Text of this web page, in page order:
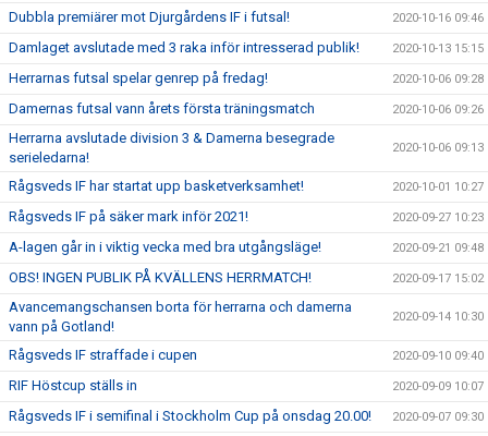
Dubbla premiärer mot Djurgårdens IF i futsal! 2020-10-16 09:46
Damlaget avslutade med 3 raka inför intresserad publik! 2020-10-13 15:15
Herrarnas futsal spelar genrep på fredag! 2020-10-06 09:28
Damernas futsal vann årets första träningsmatch 2020-10-06 09:26
Herrarna avslutade division 3 & Damerna besegrade
serieledarna!
2020-10-06 09:13
Rågsveds IF har startat upp basketverksamhet! 2020-10-01 10:27
Rågsveds IF på säker mark inför 2021! 2020-09-27 10:23
A-lagen går in i viktig vecka med bra utgångsläge! 2020-09-21 09:48
OBS! INGEN PUBLIK PÅ KVÄLLENS HERRMATCH! 2020-09-17 15:02
Avancemangschansen borta för herrarna och damerna
vann på Gotland!
2020-09-14 10:30
Rågsveds IF straffade i cupen 2020-09-10 09:40
RIF Höstcup ställs in 2020-09-09 10:07
Rågsveds IF i semifinal i Stockholm Cup på onsdag 20.00! 2020-09-07 09:30